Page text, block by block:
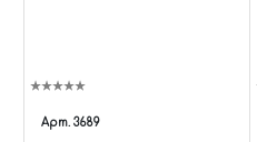
Арт. 3689